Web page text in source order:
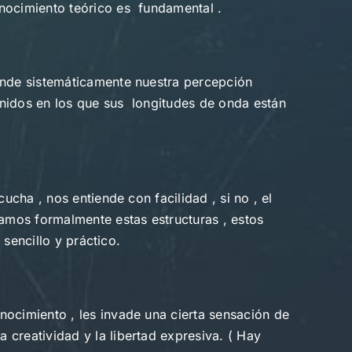
teórico es fundamental .
sistemáticamente nuestra percepción
en los que sus longitudes de onda están
, nos entiende con facilidad , si no , el
formalmente estas estructuras , estos
sencillo y práctico.
, les invade una cierta sensación de
creatividad y la libertad expresiva. ( Hay